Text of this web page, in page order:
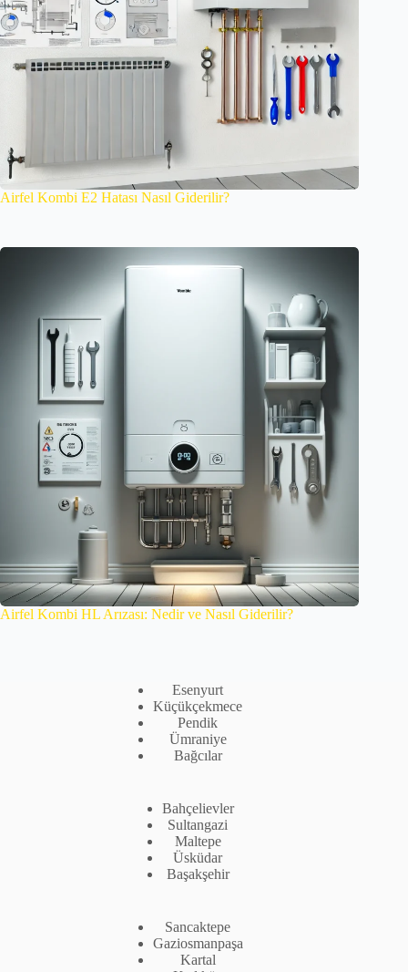
Airfel Kombi E2 Hatası Nasıl Giderilir?
Airfel Kombi HL Arızası: Nedir ve Nasıl Giderilir?
Esenyurt
Küçükçekmece
Pendik
Ümraniye
Bağcılar
Bahçelievler
Sultangazi
Maltepe
Üsküdar
Başakşehir
Sancaktepe
Gaziosmanpaşa
Kartal